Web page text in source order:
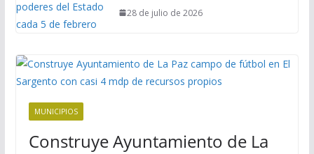
28 de julio de 2026
MUNICIPIOS
Construye Ayuntamiento de La